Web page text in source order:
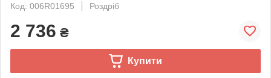
Код: 006R01695
Роздріб
2 736 ₴
Купити